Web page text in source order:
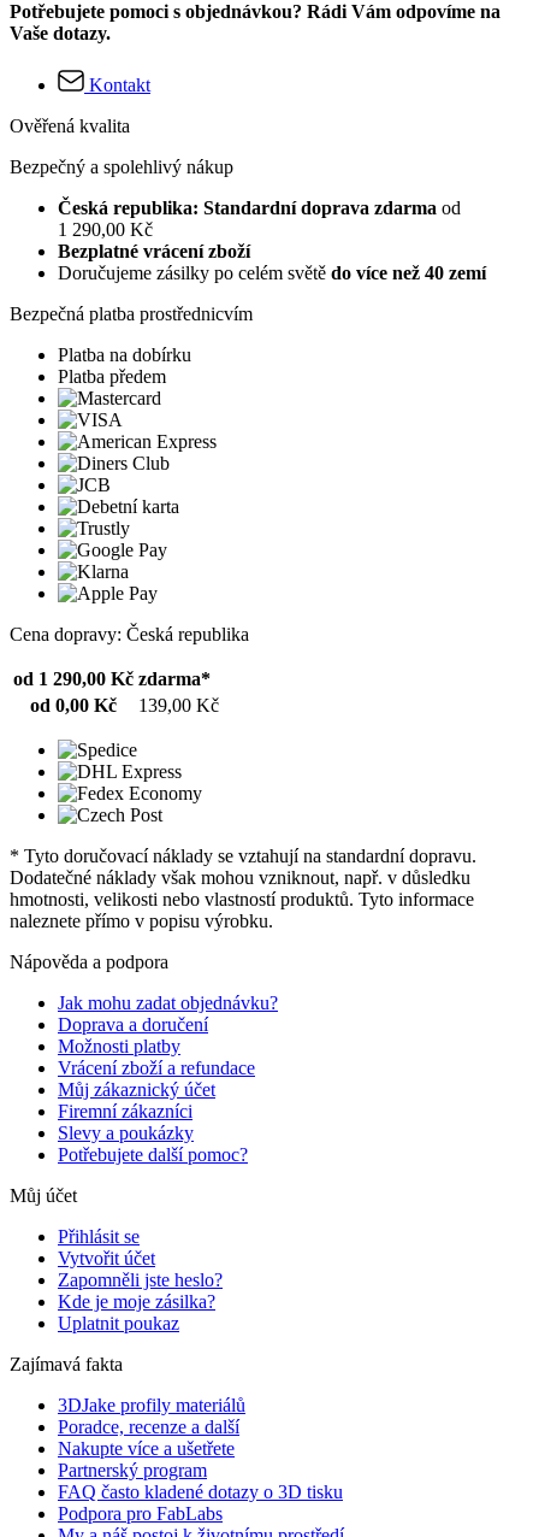
Potřebujete pomoci s objednávkou? Rádi Vám odpovíme na
Vaše dotazy.
Kontakt
Ověřená kvalita
Bezpečný a spolehlivý nákup
Česká republika: Standardní doprava zdarma od
1 290,00 Kč
Bezplatné vrácení zboží
Doručujeme zásilky po celém světě do více než 40 zemí
Bezpečná platba prostřednicvím
Platba na dobírku
Platba předem
Cena dopravy: Česká republika
od 1 290,00 Kč zdarma*
od 0,00 Kč
139,00 Kč
* Tyto doručovací náklady se vztahují na standardní dopravu.
Dodatečné náklady však mohou vzniknout, např. v důsledku
hmotnosti, velikosti nebo vlastností produktů. Tyto informace
naleznete přímo v popisu výrobku.
Nápověda a podpora
Jak mohu zadat objednávku?
Doprava a doručení
Možnosti platby
Vrácení zboží a refundace
Můj zákaznický účet
Firemní zákazníci
Slevy a poukázky
Potřebujete další pomoc?
Můj účet
Přihlásit se
Vytvořit účet
Zapomněli jste heslo?
Kde je moje zásilka?
Uplatnit poukaz
Zajímavá fakta
3DJake profily materiálů
Poradce, recenze a další
Nakupte více a ušetřete
Partnerský program
FAQ často kladené dotazy o 3D tisku
Podpora pro FabLabs